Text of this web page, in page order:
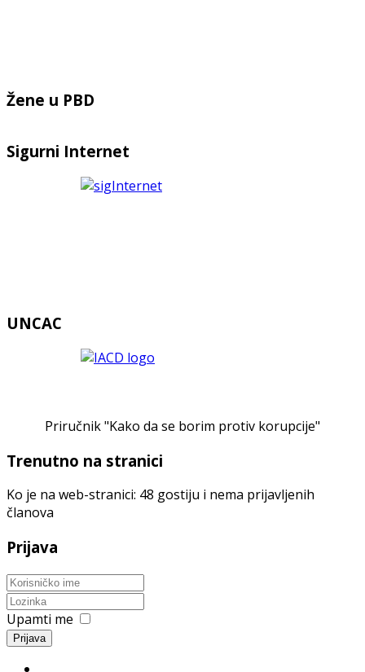
Žene u PBD
Sigurni Internet
UNCAC
Priručnik "Kako da se borim protiv korupcije"
Trenutno na stranici
Ko je na web-stranici: 48 gostiju i nema prijavljenih
članova
Prijava
Upamti me
Prijava